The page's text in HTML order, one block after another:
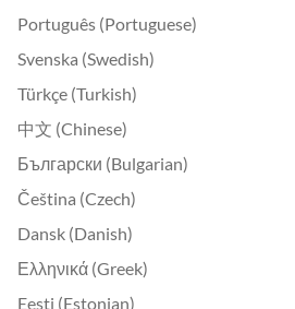
Português (Portuguese)
Svenska (Swedish)
Türkçe (Turkish)
中文 (Chinese)
Български (Bulgarian)
Čeština (Czech)
Dansk (Danish)
Ελληνικά (Greek)
Eesti (Estonian)